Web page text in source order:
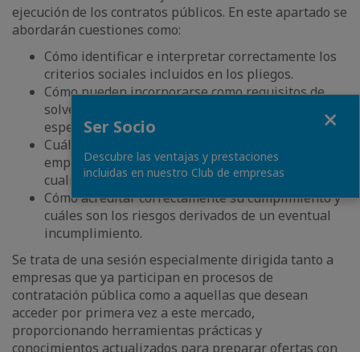
ejecución de los contratos públicos. En este apartado se
abordarán cuestiones como:
Cómo identificar e interpretar correctamente los
criterios sociales incluidos en los pliegos.
Cómo pueden incorporarse como requisitos de
solvencia, criterios de adjudicación o condiciones
especiales de ejecución.
Cuáles son las materias más habituales, como el
empleo, la igualdad, la paridad de género o la
cualificación del personal adscrito al contrato.
Cómo acreditar correctamente su cumplimiento y
cuáles son los riesgos derivados de un eventual
incumplimiento.
Se trata de una sesión especialmente dirigida tanto a
empresas que ya participan en procesos de
contratación pública como a aquellas que desean
acceder por primera vez a este mercado,
proporcionando herramientas prácticas y
conocimientos actualizados para preparar ofertas con
Ser Socio
Descubre las ventajas y prestaciones
incluidas en nuestro Club de empresas